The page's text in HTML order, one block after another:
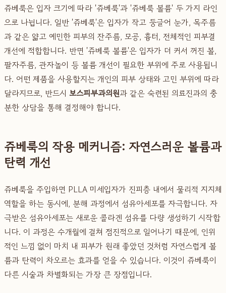
쥬베룩은 입자 크기에 따라 '쥬베룩'과 '쥬베룩 볼륨' 두 가지 라인
으로 나뉩니다. 일반 '쥬베룩'은 입자가 작고 둥글어 눈가, 목주름
과 같은 얇고 예민한 피부의 잔주름, 모공, 흉터, 전체적인 피부결
개선에 적합합니다. 반면 '쥬베룩 볼륨'은 입자가 더 커서 꺼진 볼,
팔자주름, 관자놀이 등 볼륨 개선이 필요한 부위에 주로 사용됩니
다. 어떤 제품을 사용할지는 개인의 피부 상태와 고민 부위에 따라
달라지므로, 반드시 보스피부과의원과 같은 숙련된 의료진과의 충
분한 상담을 통해 결정해야 합니다.
쥬베룩의 작용 메커니즘: 자연스러운 볼륨과
탄력 개선
쥬베룩을 주입하면 PLLA 미세입자가 진피층 내에서 물리적 지지체
역할을 하는 동시에, 분해 과정에서 섬유아세포를 자극합니다. 자
극받은 섬유아세포는 새로운 콜라겐 섬유를 다량 생성하기 시작합
니다. 이 과정은 수개월에 걸쳐 점진적으로 일어나기 때문에, 인위
적인 느낌 없이 마치 내 피부가 원래 좋았던 것처럼 자연스럽게 볼
륨과 탄력이 차오르는 효과를 얻을 수 있습니다. 이것이 쥬베룩이
다른 시술과 차별화되는 가장 큰 장점입니다.